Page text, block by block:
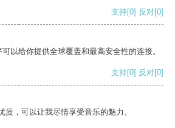
支持[0] 反对[0]
以给你提供全球覆盖和最高安全性的连接。
支持[0] 反对[0]
质，可以让我尽情享受音乐的魅力。